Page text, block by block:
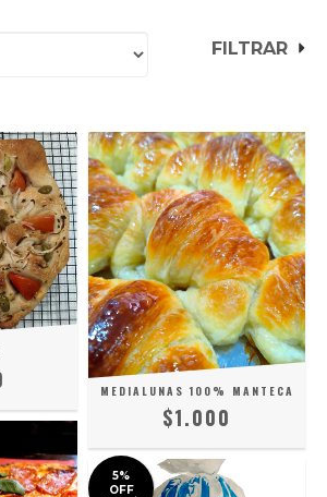
FILTRAR
MEDIALUNAS 100% MANTECA
$1.000
5%
OFF